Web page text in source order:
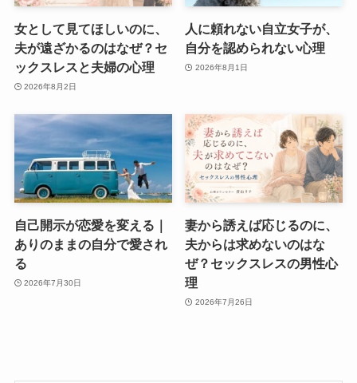
女として見てほしいのに、
夫が遠ざかるのはなぜ？セ
ックスレスと夫婦の心理
2026年8月2日
人に頼れない自立女子が、
自分を認められない心理
2026年8月1日
自己開示が恋愛を変える｜
ありのままの自分で愛され
る
2026年7月30日
妻から誘えば応じるのに、
夫からは求めないのはな
ぜ？セックスレスの男性心
理
2026年7月26日